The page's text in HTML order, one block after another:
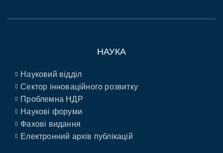
НАУКА
Науковий відділ
Сектор інноваційного розвитку
Проблемна НДР
Наукові форуми
Фахові видання
Електронний архів публікацій